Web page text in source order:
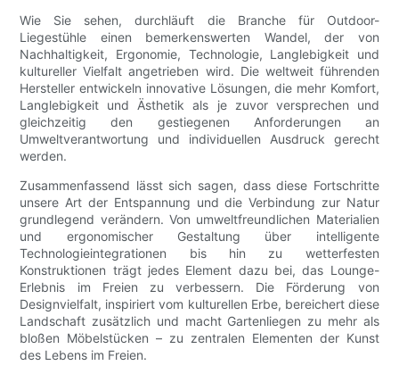
Wie Sie sehen, durchläuft die Branche für Outdoor-
Liegestühle einen bemerkenswerten Wandel, der von
Nachhaltigkeit, Ergonomie, Technologie, Langlebigkeit und
kultureller Vielfalt angetrieben wird. Die weltweit führenden
Hersteller entwickeln innovative Lösungen, die mehr Komfort,
Langlebigkeit und Ästhetik als je zuvor versprechen und
gleichzeitig den gestiegenen Anforderungen an
Umweltverantwortung und individuellen Ausdruck gerecht
werden.
Zusammenfassend lässt sich sagen, dass diese Fortschritte
unsere Art der Entspannung und die Verbindung zur Natur
grundlegend verändern. Von umweltfreundlichen Materialien
und ergonomischer Gestaltung über intelligente
Technologieintegrationen bis hin zu wetterfesten
Konstruktionen trägt jedes Element dazu bei, das Lounge-
Erlebnis im Freien zu verbessern. Die Förderung von
Designvielfalt, inspiriert vom kulturellen Erbe, bereichert diese
Landschaft zusätzlich und macht Gartenliegen zu mehr als
bloßen Möbelstücken – zu zentralen Elementen der Kunst
des Lebens im Freien.